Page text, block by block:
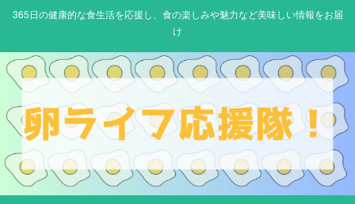
365日の健康的な食生活を応援し、食の楽しみや魅力など美味しい情報をお届
け